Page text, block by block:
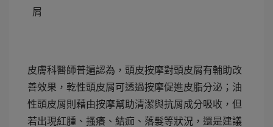
屑
皮膚科醫師普遍認為，頭皮按摩對頭皮屑有輔助改
善效果，乾性頭皮屑可透過按摩促進皮脂分泌；油
性頭皮屑則藉由按摩幫助清潔與抗屑成分吸收，但
若出現紅腫、搔癢、結痂、落髮等狀況，還是建議